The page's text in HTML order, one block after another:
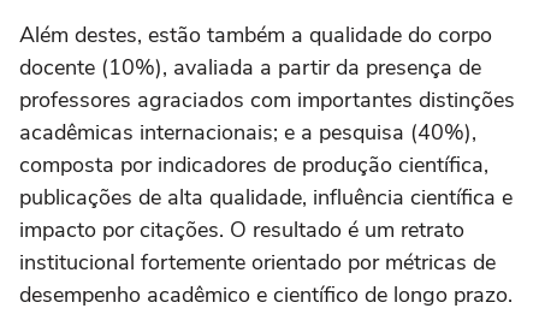
Além destes, estão também a qualidade do corpo
docente (10%), avaliada a partir da presença de
professores agraciados com importantes distinções
acadêmicas internacionais; e a pesquisa (40%),
composta por indicadores de produção científica,
publicações de alta qualidade, influência científica e
impacto por citações. O resultado é um retrato
institucional fortemente orientado por métricas de
desempenho acadêmico e científico de longo prazo.